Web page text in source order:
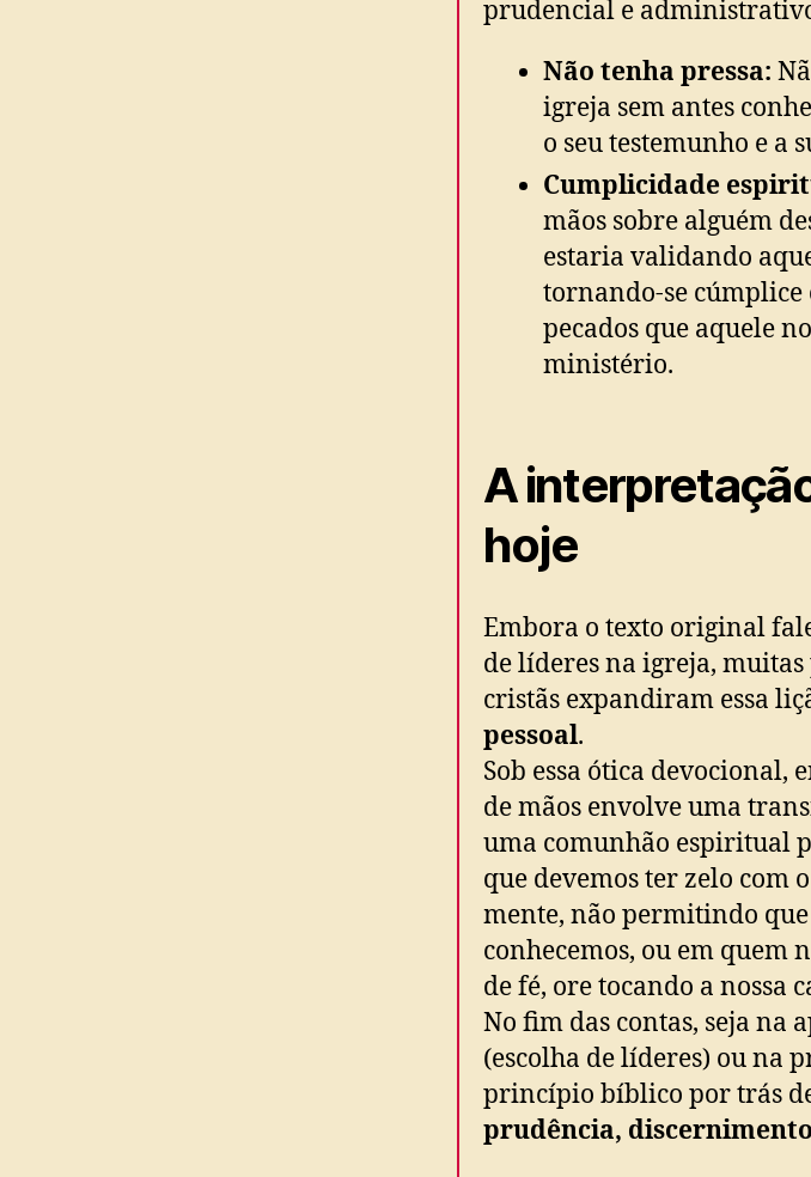
prudencial e
Não tenha pressa:
igreja sem antes
o seu testemunho e a
Cumplicidade
mãos sobre alguém
estaria validando
tornando-se cúmplice
pecados que aquele
ministério.
A
hoje
Embora o texto original
de líderes na igreja, muitas
cristãs expandiram essa
pessoal.
Sob essa ótica devocional,
de mãos envolve uma
uma comunhão espiritual
que devemos ter zelo com
mente, não permitindo
conhecemos, ou em quem
de fé, ore tocando a nossa
No fim das contas, seja na
(escolha de líderes) ou na
princípio bíblico por trás
prudência,